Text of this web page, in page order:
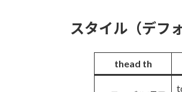
スタイル（デフ
thead th